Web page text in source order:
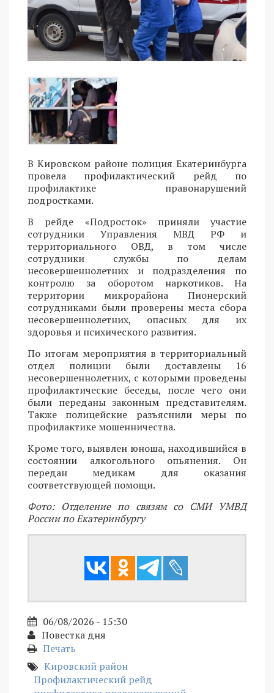
В Кировском районе полиция Екатеринбурга
провела профилактический рейд по
профилактике правонарушений
подростками.
В рейде «Подросток» приняли участие
сотрудники Управления МВД РФ и
территориального ОВД, в том числе
сотрудники службы по делам
несовершеннолетних и подразделения по
контролю за оборотом наркотиков. На
территории микрорайона Пионерский
сотрудниками были проверены места сбора
несовершеннолетних, опасных для их
здоровья и психического развития.
По итогам мероприятия в территориальный
отдел полиции были доставлены 16
несовершеннолетних, с которыми проведены
профилактические беседы, после чего они
были переданы законным представителям.
Также полицейские разъяснили меры по
профилактике мошенничества.
Кроме того, выявлен юноша, находившийся в
состоянии алкогольного опьянения. Он
передан медикам для оказания
соответствующей помощи.
Фото: Отделение по связям со СМИ УМВД
России по Екатеринбургу
06/08/2026 - 15:30
Повестка дня
Печать
Кировский район
Профилактический рейд